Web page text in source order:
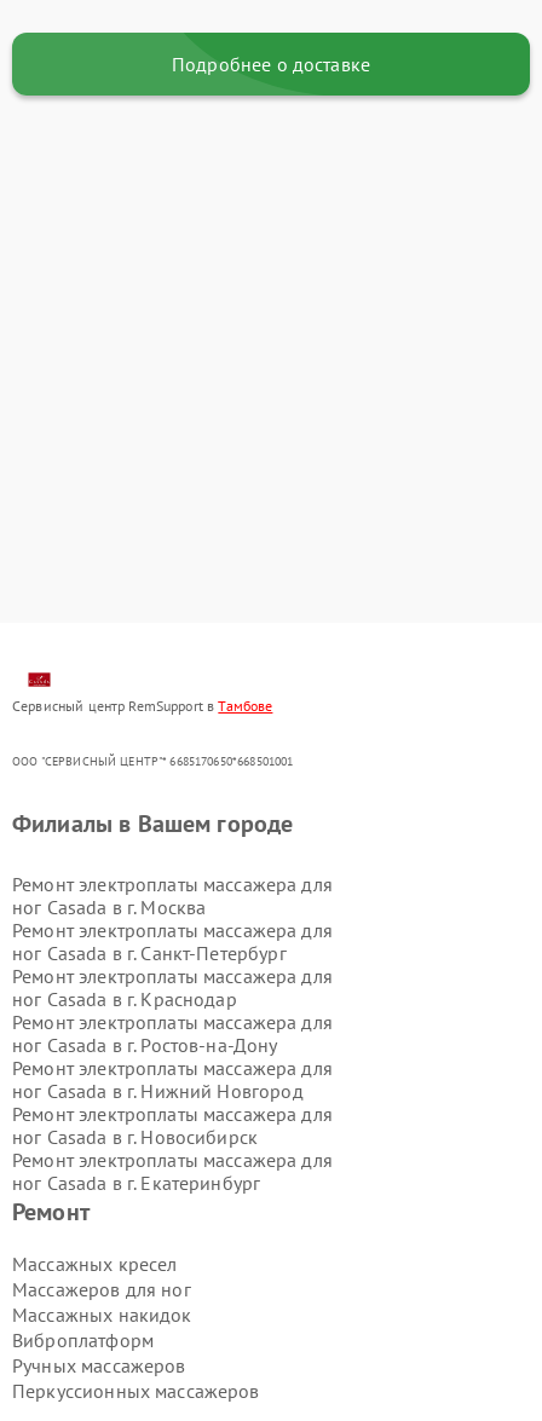
Подробнее о доставке
Сервисный центр RemSupport вТамбове
ООО "СЕРВИСНЫЙ ЦЕНТР"* 6685170650*668501001
Ремонт
Массажных кресел
Массажеров для ног
Массажных накидок
Виброплатформ
Ручных массажеров
Перкуссионных массажеров
Филиалы в Вашем городе
Ремонт электроплаты массажера для
ног Casada в г. Москва
Ремонт электроплаты массажера для
ног Casada в г. Санкт-Петербург
Ремонт электроплаты массажера для
ног Casada в г. Краснодар
Ремонт электроплаты массажера для
ног Casada в г. Ростов-на-Дону
Ремонт электроплаты массажера для
ног Casada в г. Нижний Новгород
Ремонт электроплаты массажера для
ног Casada в г. Новосибирск
Ремонт электроплаты массажера для
ног Casada в г. Екатеринбург
Ремонт электроплаты массажера для
Ремонт электроплаты массажера для
ног Casada в г.Воронеж
Ремонт электроплаты массажера для
ног Casada в г.Волгоград
Ремонт электроплаты массажера для
ног Casada в г.Самара
Ремонт электроплаты массажера для